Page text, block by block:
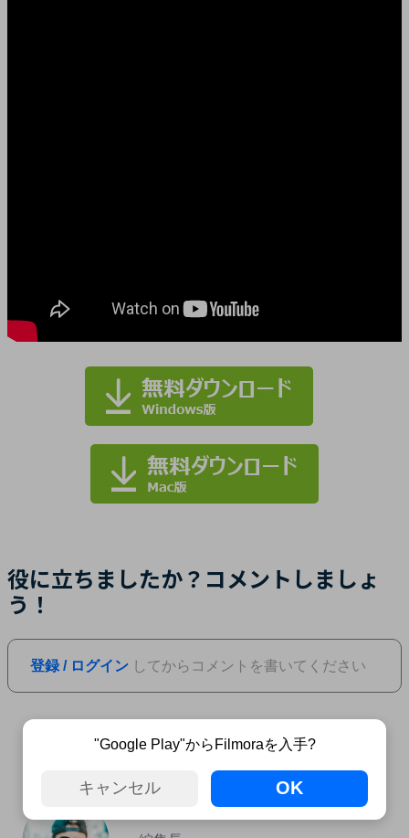
役に立ちましたか？コメントしましょ
う！
登録 / ログイン してからコメントを書いてください
"Google Play"からFilmoraを入手?
キャンセル OK